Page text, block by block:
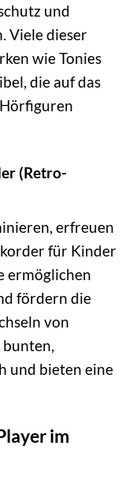
und
Viele dieser
wie Tonies
die auf das
(Retro-
erfreuen
für Kinder
ermöglichen
fördern die
von
bunten,
und bieten eine
im